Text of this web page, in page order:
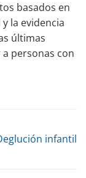
basados en
la evidencia
últimas
personas con
infantil